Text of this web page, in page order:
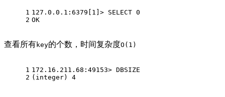
1
2
127.0.0.1:6379[1]> SELECT 0
OK
查看所有key的个数，时间复杂度O(1)
1
2
172.16.211.68:49153> DBSIZE
(integer) 4